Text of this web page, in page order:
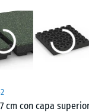
cm con capa